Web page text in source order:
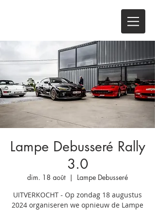
Lampe Debusseré Rally
3.0
dim. 18 août
  |
Lampe Debusseré
UITVERKOCHT - Op zondag 18 augustus
2024 organiseren we opnieuw de Lampe